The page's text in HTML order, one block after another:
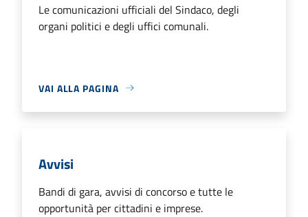
Le comunicazioni ufficiali del Sindaco, degli
organi politici e degli uffici comunali.
VAI ALLA PAGINA
Avvisi
Bandi di gara, avvisi di concorso e tutte le
opportunità per cittadini e imprese.